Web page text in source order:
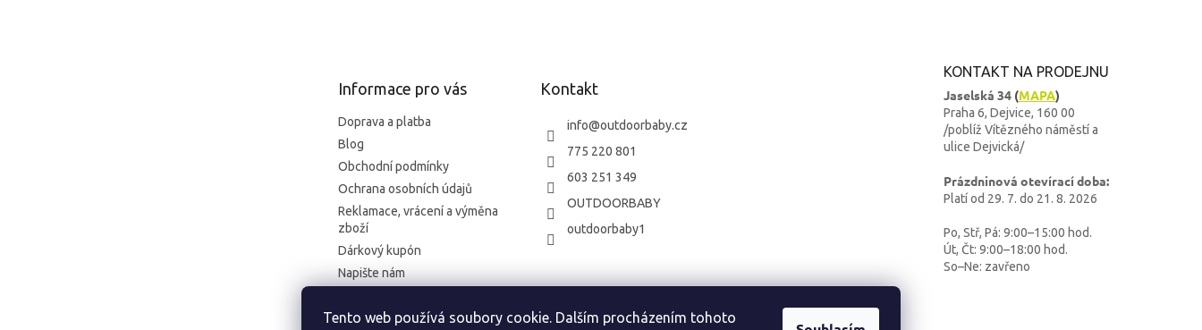
Tento web používá soubory cookie. Dalším procházením tohoto
Informace pro vás
Doprava a platba
Blog
Obchodní podmínky
Ochrana osobních údajů
Reklamace, vrácení a výměna
zboží
Dárkový kupón
Napište nám
Formulář pro vrácení zboží
Kontakt
info@outdoorbaby.cz
775 220 801
603 251 349
OUTDOORBABY
outdoorbaby1
KONTAKT NA PRODEJNU
Jaselská 34 (MAPA)
Praha 6, Dejvice, 160 00
/poblíž Vítězného náměstí a
ulice Dejvická/
Prázdninová otevírací doba:
Platí od 29. 7. do 21. 8. 2026
Po, Stř, Pá: 9:00–15:00 hod.
Út, Čt: 9:00–18:00 hod.
So–Ne: zavřeno